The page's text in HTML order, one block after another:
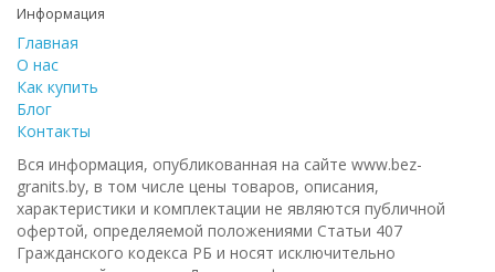
Информация
Главная
О нас
Как купить
Блог
Контакты
Вся информация, опубликованная на сайте www.bez-
granits.by, в том числе цены товаров, описания,
характеристики и комплектации не являются публичной
офертой, определяемой положениями Статьи 407
Гражданского кодекса РБ и носят исключительно